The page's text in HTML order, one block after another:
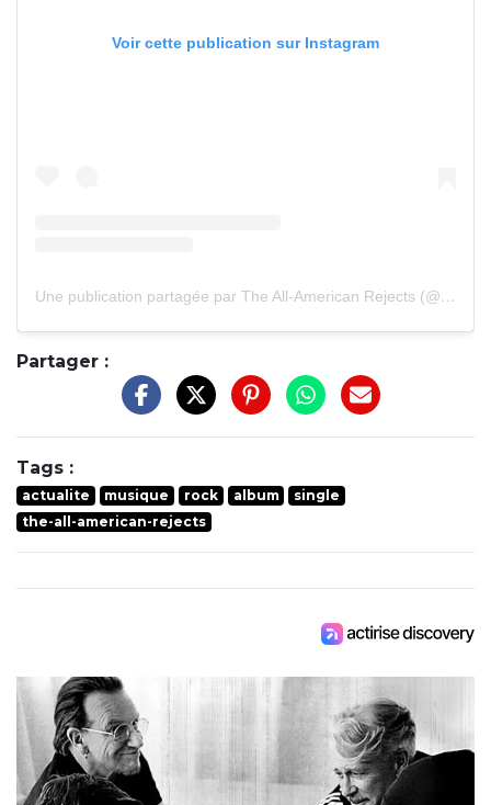
Voir cette publication sur Instagram
Une publication partagée par The All-American Rejects (@therejects)
Partager :
Tags :
actualite musique rock album
single
the-all-american-rejects